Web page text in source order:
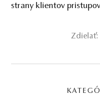
strany klientov
Zdielať: